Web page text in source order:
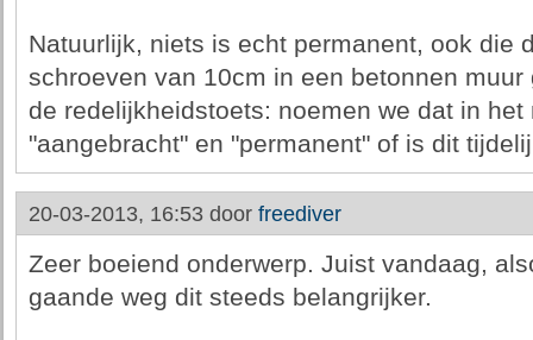
Natuurlijk, niets is echt permanent, ook die
schroeven van 10cm in een betonnen
de redelijkheidstoets: noemen we dat in
"aangebracht" en "permanent" of is dit
20-03-2013, 16:53 door freediver
Zeer boeiend onderwerp. Juist vandaag,
gaande weg dit steeds belangrijker.